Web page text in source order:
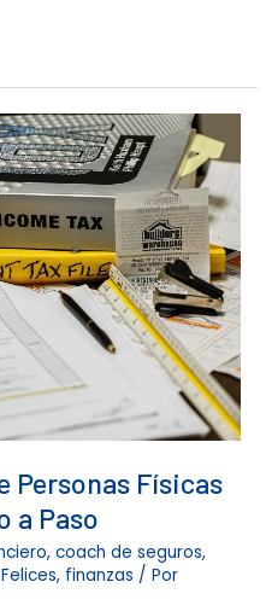
Personas Físicas
a Paso
,coach de seguros,
, finanzas / Por